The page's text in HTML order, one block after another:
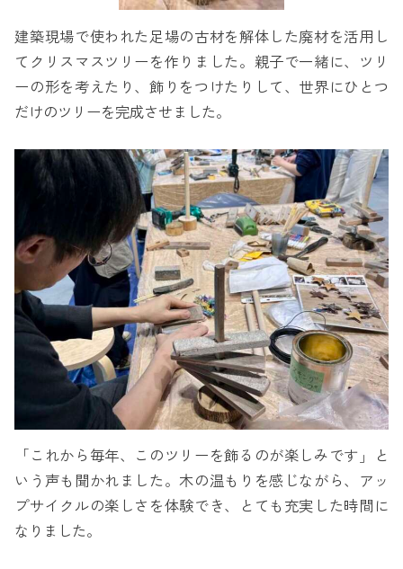
建築現場で使われた足場の古材を解体した廃材を活用し
てクリスマスツリーを作りました。親子で一緒に、ツリ
ーの形を考えたり、飾りをつけたりして、世界にひとつ
だけのツリーを完成させました。
「これから毎年、このツリーを飾るのが楽しみです」と
いう声も聞かれました。木の温もりを感じながら、アッ
プサイクルの楽しさを体験でき、とても充実した時間に
なりました。